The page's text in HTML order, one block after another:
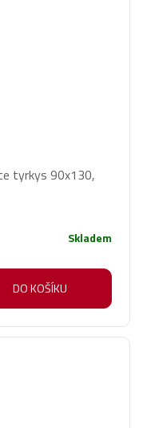
tyrkys 90x130,
Skladem
DO KOŠÍKU